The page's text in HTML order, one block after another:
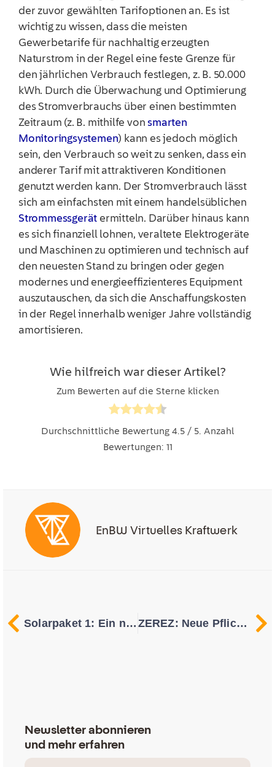
der zuvor gewählten Tarifoptionen an. Es ist
wichtig zu wissen, dass die meisten
Gewerbetarife für nachhaltig erzeugten
Naturstrom in der Regel eine feste Grenze für
den jährlichen Verbrauch festlegen, z. B. 50.000
kWh. Durch die Überwachung und Optimierung
des Stromverbrauchs über einen bestimmten
Zeitraum (z. B. mithilfe von smarten
Monitoringsystemen) kann es jedoch möglich
sein, den Verbrauch so weit zu senken, dass ein
anderer Tarif mit attraktiveren Konditionen
genutzt werden kann. Der Stromverbrauch lässt
sich am einfachsten mit einem handelsüblichen
Strommessgerät ermitteln. Darüber hinaus kann
es sich finanziell lohnen, veraltete Elektrogeräte
und Maschinen zu optimieren und technisch auf
den neuesten Stand zu bringen oder gegen
modernes und energieeffizienteres Equipment
auszutauschen, da sich die Anschaffungskosten
in der Regel innerhalb weniger Jahre vollständig
amortisieren.
Wie hilfreich war dieser Artikel?
Zum Bewerten auf die Sterne klicken
Durchschnittliche Bewertung 4.5 / 5. Anzahl
Bewertungen: 11
EnBW Virtuelles Kraftwerk
Solarpaket 1: Ein neuer Horizont für die Photovoltaik ZEREZ: Neue Pflicht für Hersteller und Netzbetreiber
Newsletter abonnieren
und mehr erfahren